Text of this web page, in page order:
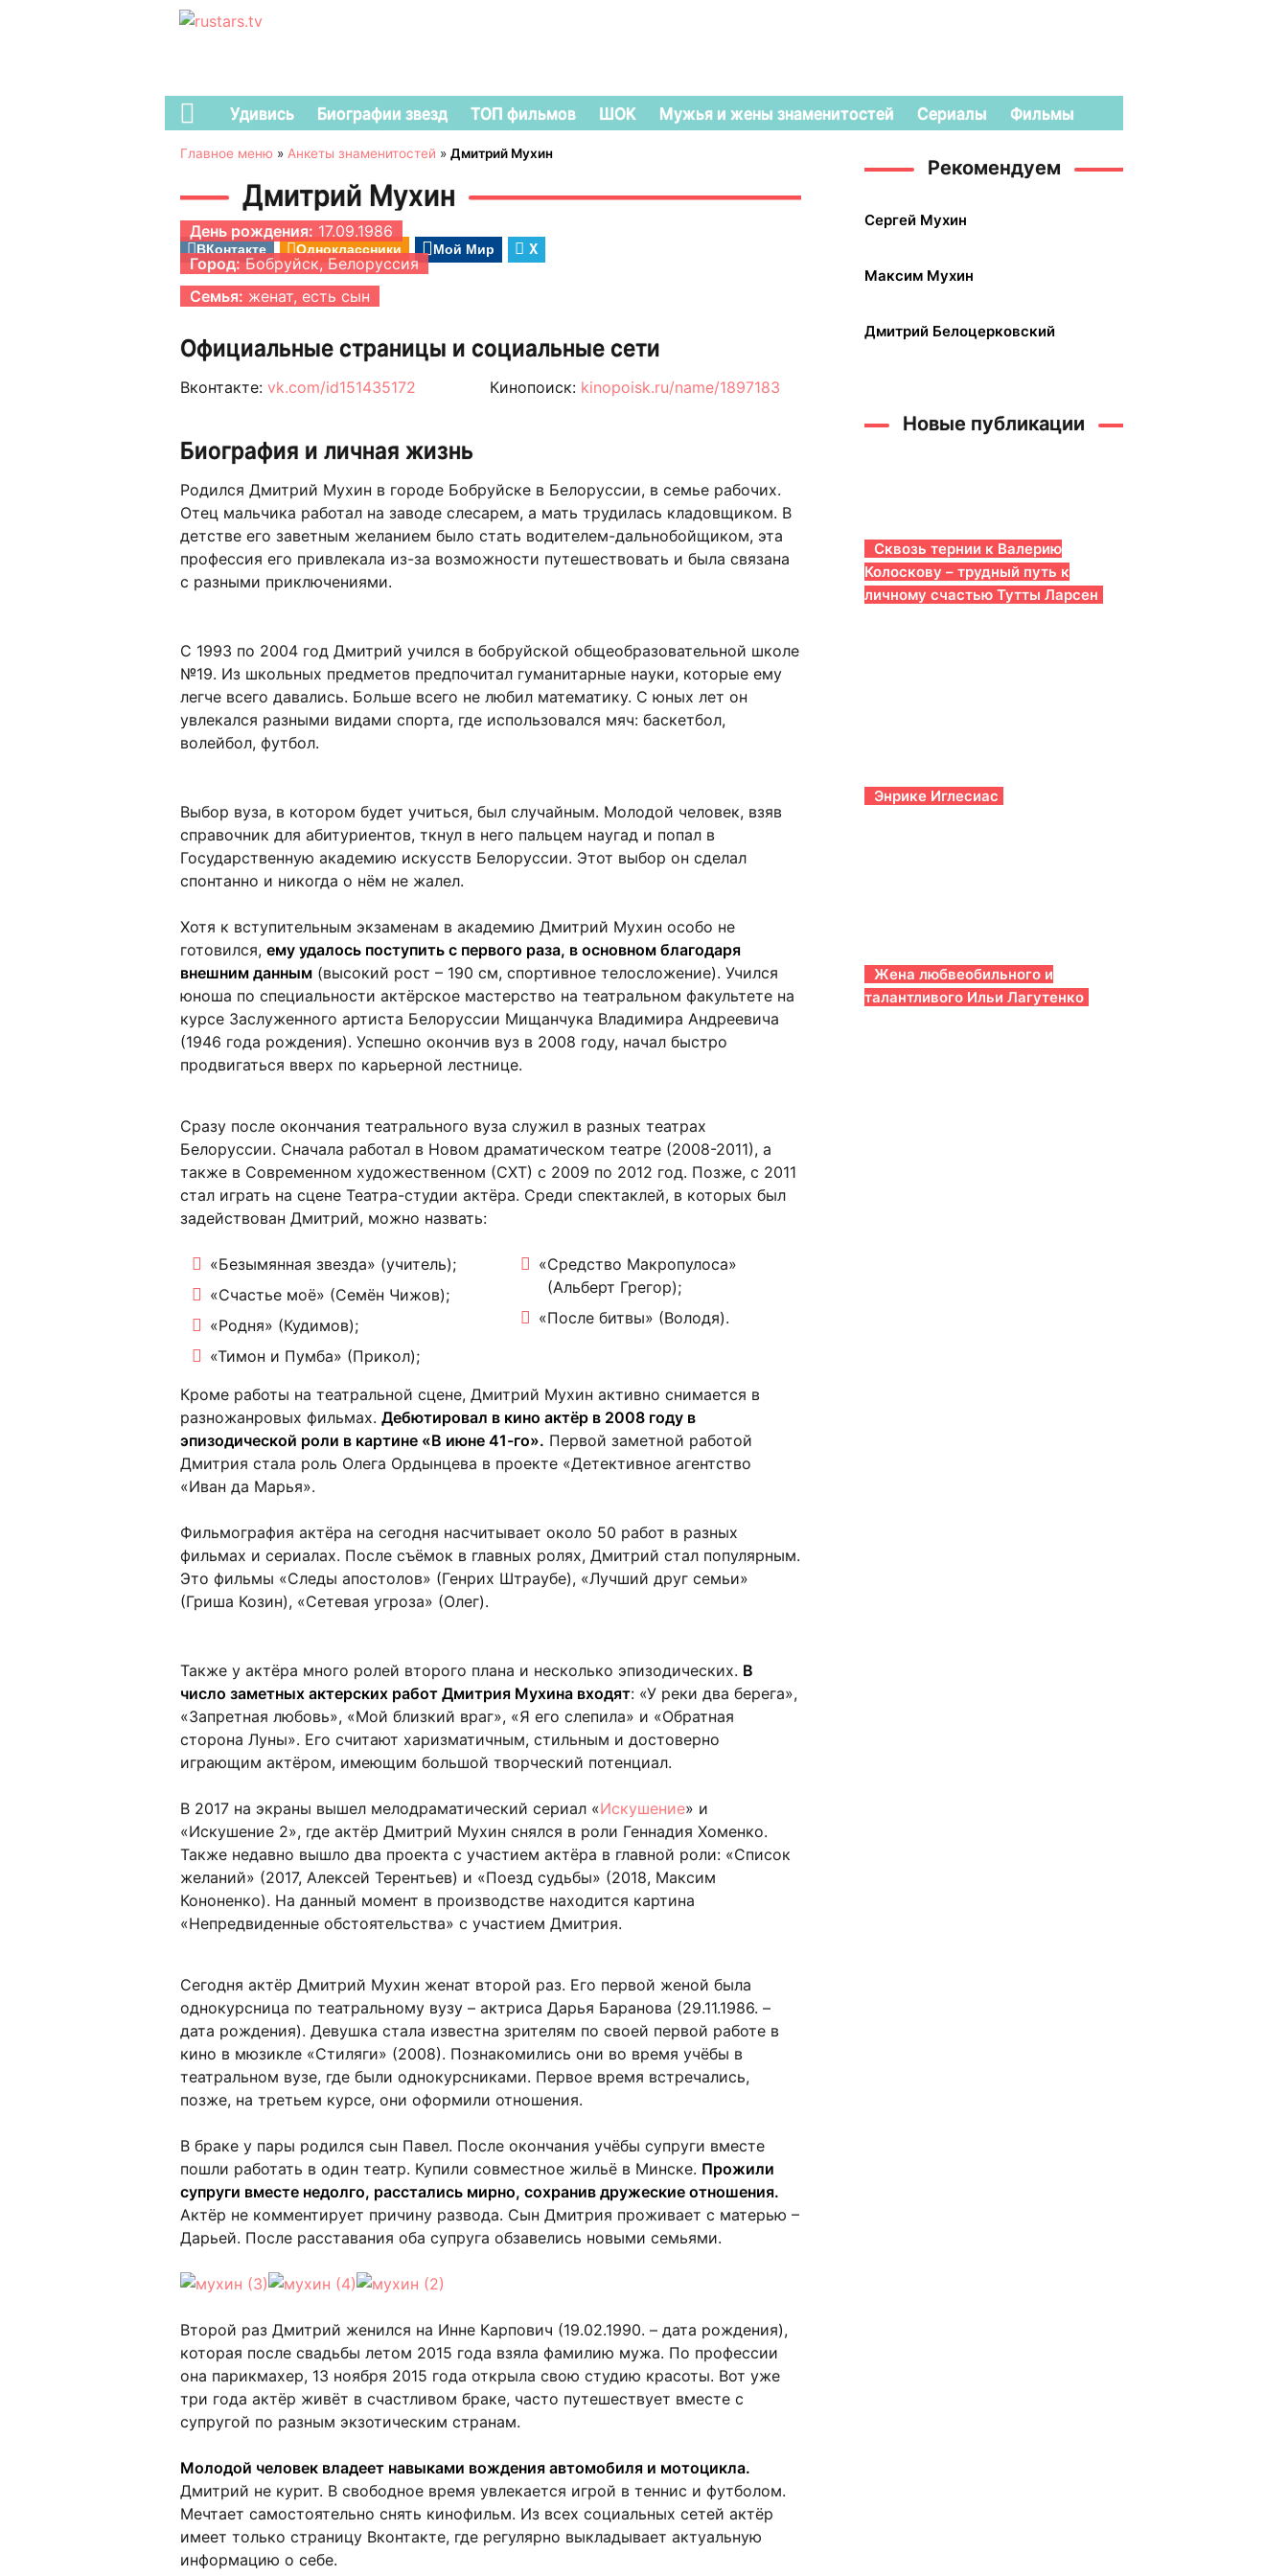
Удивись Биографии звезд ТОП фильмов ШОК Мужья и жены знаменитостей Сериалы Фильмы
Главное меню » Анкеты знаменитостей » Дмитрий Мухин
Дмитрий Мухин
ВКонтакте Одноклассники Мой Мир X
День рождения: 17.09.1986
Город: Бобруйск, Белоруссия
Семья: женат, есть сын
Официальные страницы и социальные сети
Вконтакте: vk.com/id151435172 Кинопоиск: kinopoisk.ru/name/1897183
Биография и личная жизнь
Родился Дмитрий Мухин в городе Бобруйске в Белоруссии, в семье рабочих.
Отец мальчика работал на заводе слесарем, а мать трудилась кладовщиком. В
детстве его заветным желанием было стать водителем-дальнобойщиком, эта
профессия его привлекала из-за возможности путешествовать и была связана
с разными приключениями.
С 1993 по 2004 год Дмитрий учился в бобруйской общеобразовательной школе
№19. Из школьных предметов предпочитал гуманитарные науки, которые ему
легче всего давались. Больше всего не любил математику. С юных лет он
увлекался разными видами спорта, где использовался мяч: баскетбол,
волейбол, футбол.
Выбор вуза, в котором будет учиться, был случайным. Молодой человек, взяв
справочник для абитуриентов, ткнул в него пальцем наугад и попал в
Государственную академию искусств Белоруссии. Этот выбор он сделал
спонтанно и никогда о нём не жалел.
Хотя к вступительным экзаменам в академию Дмитрий Мухин особо не
готовился, ему удалось поступить с первого раза, в основном благодаря
внешним данным (высокий рост – 190 см, спортивное телосложение). Учился
юноша по специальности актёрское мастерство на театральном факультете на
курсе Заслуженного артиста Белоруссии Мищанчука Владимира Андреевича
(1946 года рождения). Успешно окончив вуз в 2008 году, начал быстро
продвигаться вверх по карьерной лестнице.
Сразу после окончания театрального вуза служил в разных театрах
Белоруссии. Сначала работал в Новом драматическом театре (2008-2011), а
также в Современном художественном (СХТ) с 2009 по 2012 год. Позже, с 2011
стал играть на сцене Театра-студии актёра. Среди спектаклей, в которых был
задействован Дмитрий, можно назвать:
«Безымянная звезда» (учитель);
«Счастье моё» (Семён Чижов);
«Родня» (Кудимов);
«Тимон и Пумба» (Прикол);
«Средство Макропулоса»
(Альберт Грегор);
«После битвы» (Володя).
Кроме работы на театральной сцене, Дмитрий Мухин активно снимается в
разножанровых фильмах. Дебютировал в кино актёр в 2008 году в
эпизодической роли в картине «В июне 41-го». Первой заметной работой
Дмитрия стала роль Олега Ордынцева в проекте «Детективное агентство
«Иван да Марья».
Фильмография актёра на сегодня насчитывает около 50 работ в разных
фильмах и сериалах. После съёмок в главных ролях, Дмитрий стал популярным.
Это фильмы «Следы апостолов» (Генрих Штраубе), «Лучший друг семьи»
(Гриша Козин), «Сетевая угроза» (Олег).
Также у актёра много ролей второго плана и несколько эпизодических. В
число заметных актерских работ Дмитрия Мухина входят: «У реки два берега»,
«Запретная любовь», «Мой близкий враг», «Я его слепила» и «Обратная
сторона Луны». Его считают харизматичным, стильным и достоверно
играющим актёром, имеющим большой творческий потенциал.
В 2017 на экраны вышел мелодраматический сериал «Искушение» и
«Искушение 2», где актёр Дмитрий Мухин снялся в роли Геннадия Хоменко.
Также недавно вышло два проекта с участием актёра в главной роли: «Список
желаний» (2017, Алексей Терентьев) и «Поезд судьбы» (2018, Максим
Кононенко). На данный момент в производстве находится картина
«Непредвиденные обстоятельства» с участием Дмитрия.
Сегодня актёр Дмитрий Мухин женат второй раз. Его первой женой была
однокурсница по театральному вузу – актриса Дарья Баранова (29.11.1986. –
дата рождения). Девушка стала известна зрителям по своей первой работе в
кино в мюзикле «Стиляги» (2008). Познакомились они во время учёбы в
театральном вузе, где были однокурсниками. Первое время встречались,
позже, на третьем курсе, они оформили отношения.
В браке у пары родился сын Павел. После окончания учёбы супруги вместе
пошли работать в один театр. Купили совместное жильё в Минске. Прожили
супруги вместе недолго, расстались мирно, сохранив дружеские отношения.
Актёр не комментирует причину развода. Сын Дмитрия проживает с матерью –
Дарьей. После расставания оба супруга обзавелись новыми семьями.
Второй раз Дмитрий женился на Инне Карпович (19.02.1990. – дата рождения),
которая после свадьбы летом 2015 года взяла фамилию мужа. По профессии
она парикмахер, 13 ноября 2015 года открыла свою студию красоты. Вот уже
три года актёр живёт в счастливом браке, часто путешествует вместе с
супругой по разным экзотическим странам.
Молодой человек владеет навыками вождения автомобиля и мотоцикла.
Дмитрий не курит. В свободное время увлекается игрой в теннис и футболом.
Мечтает самостоятельно снять кинофильм. Из всех социальных сетей актёр
имеет только страницу Вконтакте, где регулярно выкладывает актуальную
информацию о себе.
Рекомендуем
Сергей Мухин
Максим Мухин
Дмитрий Белоцерковский
Новые публикации
Сквозь тернии к Валерию
Колоскову – трудный путь к
личному счастью Тутты Ларсен
Энрике Иглесиас
Жена любвеобильного и
талантливого Ильи Лагутенко